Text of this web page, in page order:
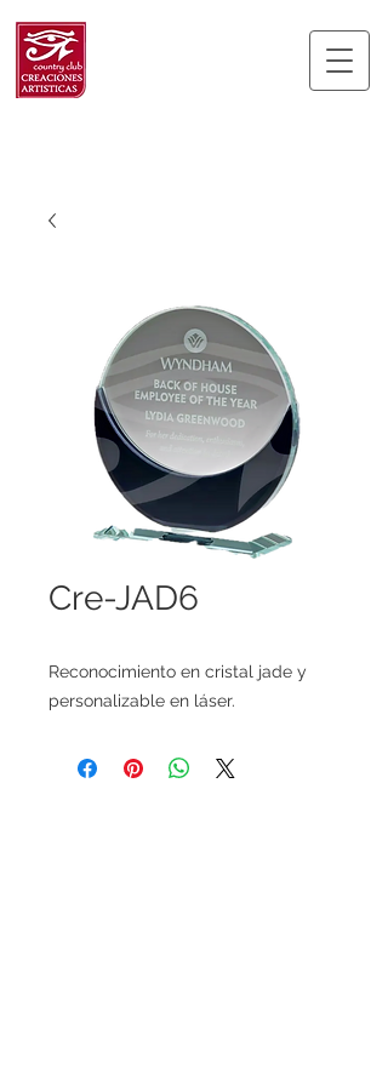
Cre-JAD6
Reconocimiento en cristal jade y
personalizable en láser.